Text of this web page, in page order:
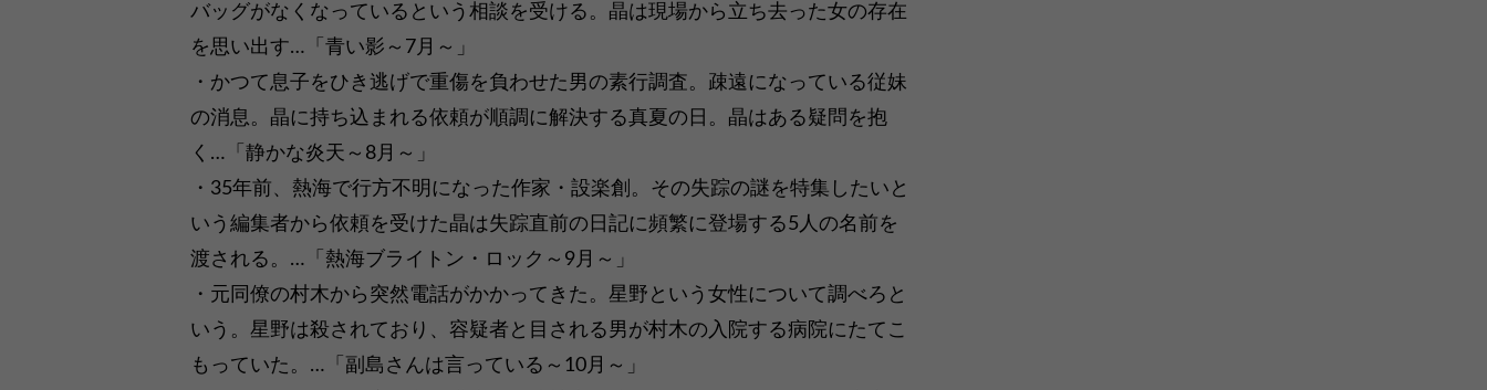
バッグがなくなっているという相談を受ける。晶は現場から立ち去った女の存在
を思い出す…「青い影～7月～」
・かつて息子をひき逃げで重傷を負わせた男の素行調査。疎遠になっている従妹
の消息。晶に持ち込まれる依頼が順調に解決する真夏の日。晶はある疑問を抱
く…「静かな炎天～8月～」
・35年前、熱海で行方不明になった作家・設楽創。その失踪の謎を特集したいと
いう編集者から依頼を受けた晶は失踪直前の日記に頻繁に登場する5人の名前を
渡される。…「熱海ブライトン・ロック～9月～」
・元同僚の村木から突然電話がかかってきた。星野という女性について調べろと
いう。星野は殺されており、容疑者と目される男が村木の入院する病院にたてこ
もっていた。…「副島さんは言っている～10月～」